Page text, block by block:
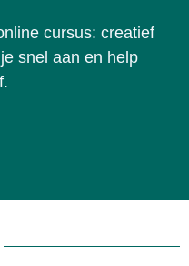
cursus: creatief
snel aan en help